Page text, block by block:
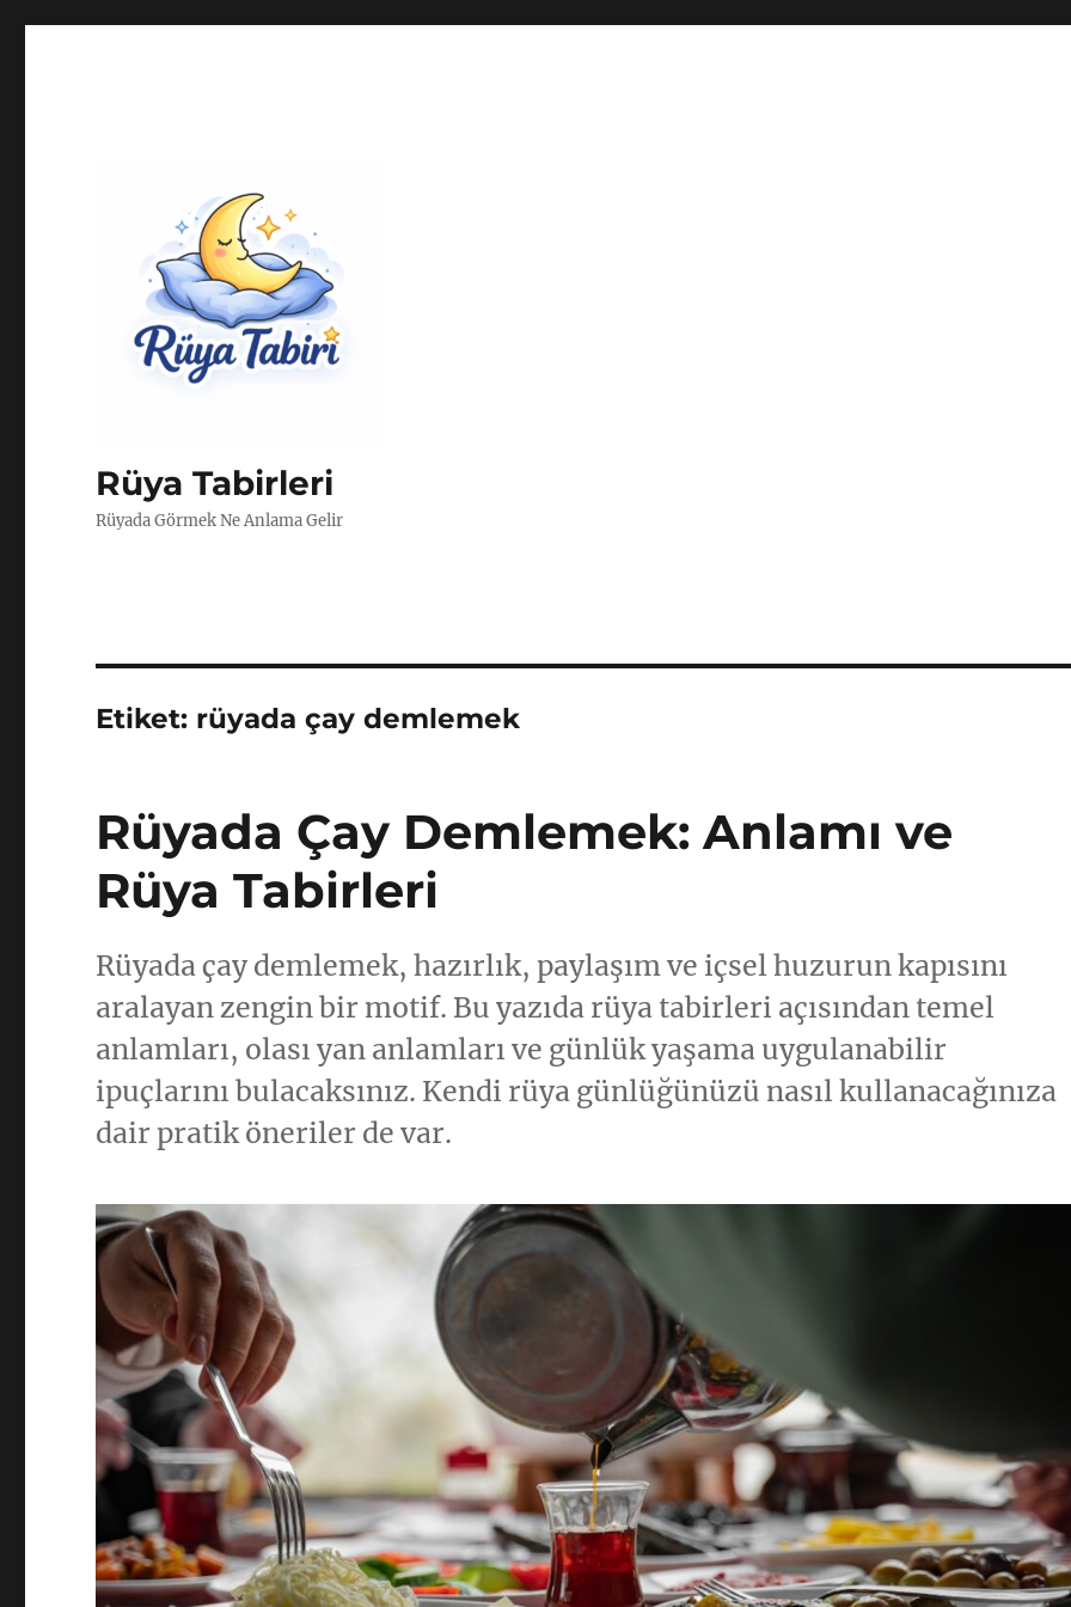
Rüya Tabirleri
Rüyada Görmek Ne Anlama Gelir
Etiket: rüyada çay demlemek
Rüyada Çay Demlemek: Anlamı ve
Rüya Tabirleri
Rüyada çay demlemek, hazırlık, paylaşım ve içsel huzurun kapısını
aralayan zengin bir motif. Bu yazıda rüya tabirleri açısından temel
anlamları, olası yan anlamları ve günlük yaşama uygulanabilir
ipuçlarını bulacaksınız. Kendi rüya günlüğünüzü nasıl kullanacağınıza
dair pratik öneriler de var.